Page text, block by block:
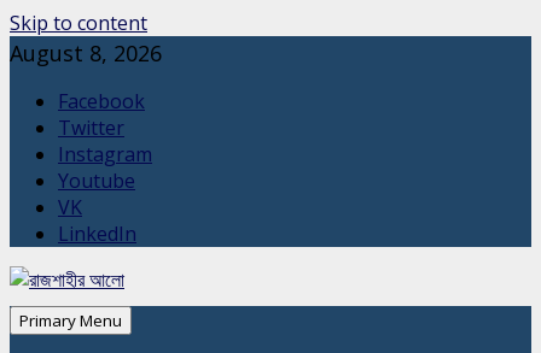
Skip to content
August 8, 2026
Facebook
Twitter
Instagram
Youtube
VK
LinkedIn
Primary Menu